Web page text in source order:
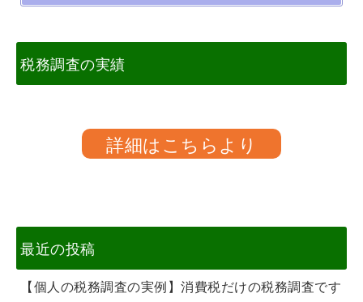
税務調査の実績
詳細はこちらより
最近の投稿
【個人の税務調査の実例】消費税だけの税務調査です